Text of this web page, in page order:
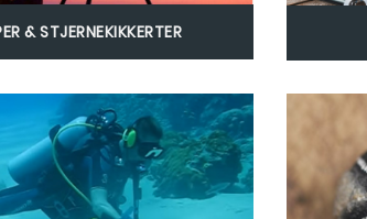
& STJERNEKIKKERTER